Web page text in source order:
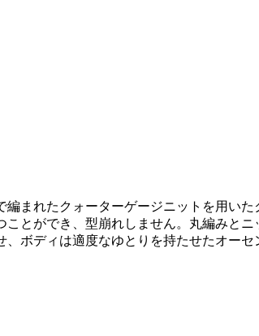
まれたクォーターゲージニットを用い
とができ、型崩れしません。丸編みと
ボディは適度なゆとりを持たせたオー